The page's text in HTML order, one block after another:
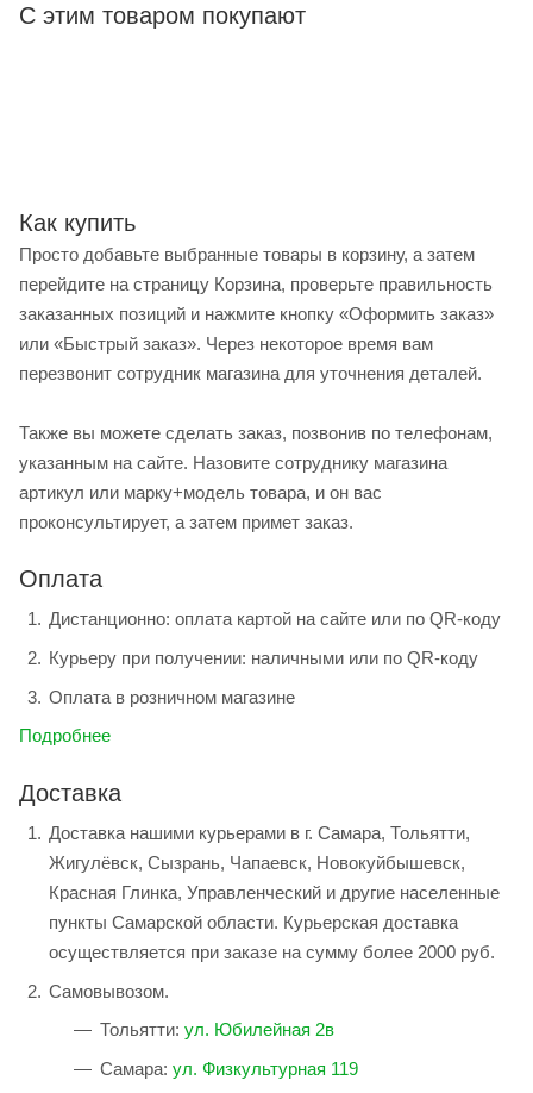
С этим товаром покупают
Как купить
Просто добавьте выбранные товары в корзину, а затем
перейдите на страницу Корзина, проверьте правильность
заказанных позиций и нажмите кнопку «Оформить заказ»
или «Быстрый заказ». Через некоторое время вам
перезвонит сотрудник магазина для уточнения деталей.
Также вы можете сделать заказ, позвонив по телефонам,
указанным на сайте. Назовите сотруднику магазина
артикул или марку+модель товара, и он вас
проконсультирует, а затем примет заказ.
Оплата
Дистанционно: оплата картой на сайте или по QR-коду
Курьеру при получении: наличными или по QR-коду
Оплата в розничном магазине
Подробнее
Доставка
Доставка нашими курьерами в г. Самара, Тольятти,
Жигулёвск, Сызрань, Чапаевск, Новокуйбышевск,
Красная Глинка, Управленческий и другие населенные
пункты Самарской области. Курьерская доставка
осуществляется при заказе на сумму более 2000 руб.
Самовывозом.
Тольятти: ул. Юбилейная 2в
Самара: ул. Физкультурная 119